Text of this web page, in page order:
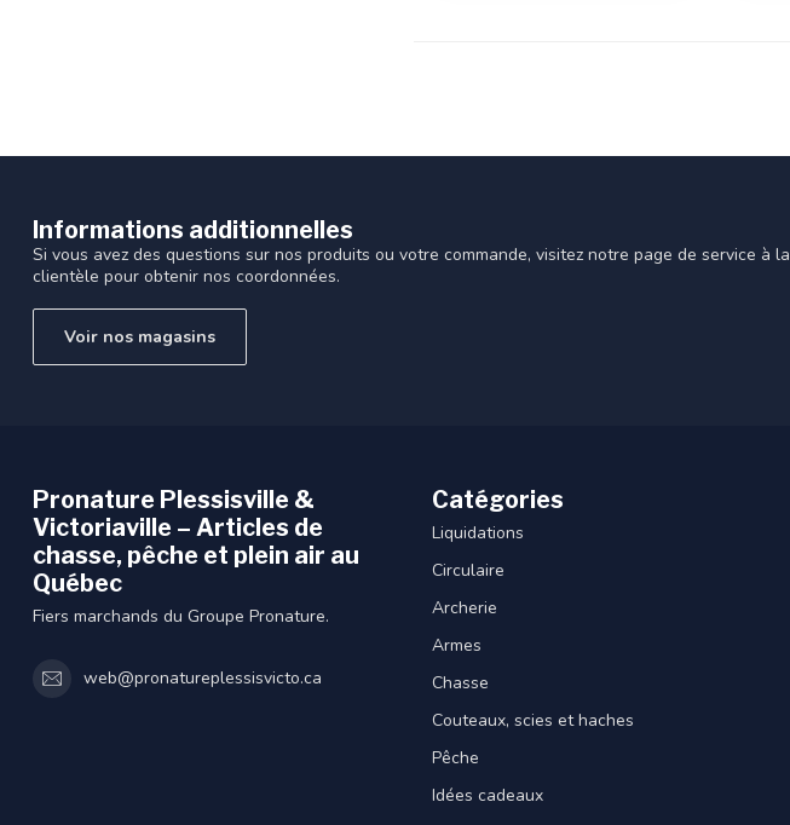
Informations additionnelles
Si vous avez des questions sur nos produits ou votre commande, visitez notre page de service à la
clientèle pour obtenir nos coordonnées.
Voir nos magasins
Pronature Plessisville &
Victoriaville – Articles de
chasse, pêche et plein air au
Québec
Fiers marchands du Groupe Pronature.
web@pronatureplessisvicto.ca
Catégories
Liquidations
Circulaire
Archerie
Armes
Chasse
Couteaux, scies et haches
Pêche
Idées cadeaux